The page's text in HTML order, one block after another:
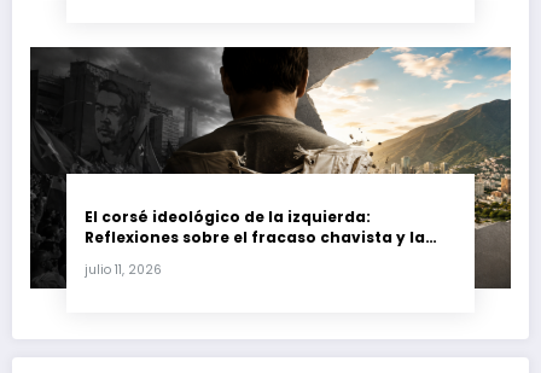
El corsé ideológico de la izquierda:
Reflexiones sobre el fracaso chavista y la
julio 11, 2026